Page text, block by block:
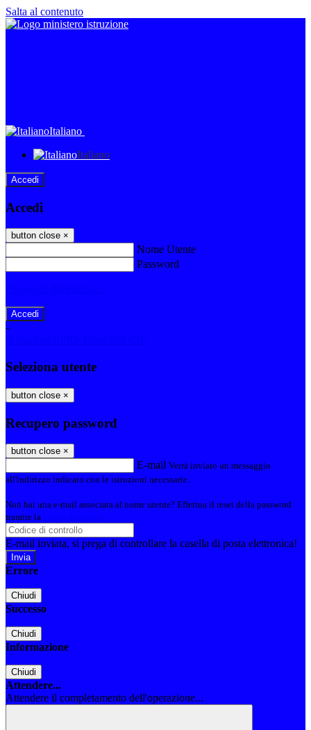
Salta al contenuto
Italiano
Italiano
Accedi
Accedi
button close ×
Nome Utente
Password
-
Seleziona utente
button close ×
Recupero password
button close ×
E-mail Verrà inviato un messaggio
all'indirizzo indicato con le istruzioni necessarie.
Non hai una e-mail associata al nome utente? Effettua il reset della password
tramite la
E-mail inviata, si prega di controllare la casella di posta elettronica!
Errore
Chiudi
Successo
Chiudi
Informazione
Chiudi
Attendere...
Attendere il completamento dell'operazione...